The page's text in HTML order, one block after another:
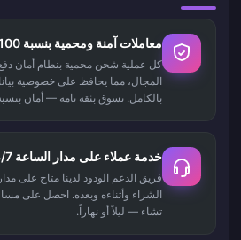
معاملات آمنة ومحمية بنسبة 100%
كل عملية شحن محمية بنظام أمان
المجال، مما يحافظ على خصوصية
بالكامل. تسوق بثقة تامة — أمان بنسبة 100% في كل
خدمة عملاء على مدار الساعة 24/7
فريق الدعم الودود لدينا متاح على
الشراء وأثناءه وبعده. احصل على
تشاء — ليلاً أو نهاراً.